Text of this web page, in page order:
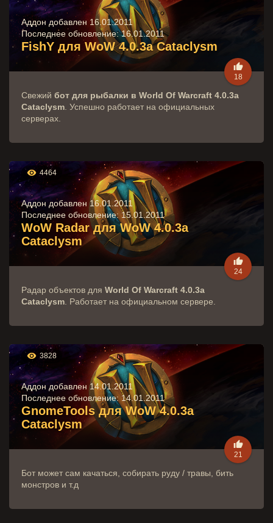
Аддон добавлен 16.01.2011
Последнее обновление:16.01.2011
FishY для WoW 4.0.3a Cataclysm

18
Свежий бот для рыбалки в World Of Warcraft 4.0.3a
Cataclysm . Успешно работает на официальных
серверах.
 4464
Аддон добавлен 16.01.2011
Последнее обновление:15.01.2011
WoW Radar для WoW 4.0.3a
Cataclysm

24
Радар объектов для World Of Warcraft 4.0.3a
Cataclysm . Работает на официальном сервере.
 3828
Аддон добавлен 14.01.2011
Последнее обновление:14.01.2011
GnomeTools для WoW 4.0.3a
Cataclysm

21
Бот может сам качаться, собирать руду / травы, бить
монстров и т.д